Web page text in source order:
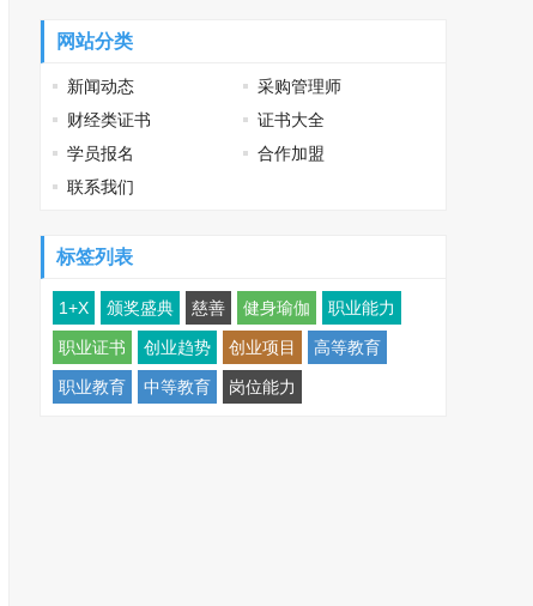
网站分类
新闻动态
采购管理师
财经类证书
证书大全
学员报名
合作加盟
联系我们
标签列表
1+X 颁奖盛典 慈善 健身瑜伽 职业能力
职业证书 创业趋势 创业项目 高等教育
职业教育 中等教育 岗位能力